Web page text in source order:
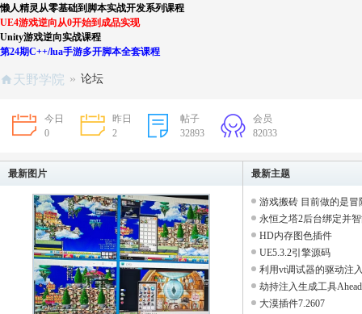
懒人精灵从零基础到脚本实战开发系列课程
UE4游戏逆向从0开始到成品实现
Unity游戏逆向实战课程
第24期C++/lua手游多开脚本全套课程
天野学院 » 论坛
今日
0
昨日
2
帖子
32893
会员
82033
最新图片 最新主题
游戏搬砖 目前做的是冒
永恒之塔2后台绑定并
HD内存图色插件
UE5.3.2引擎源码
利用vt调试器的驱动注
劫持注入生成工具
大漠插件7.2607